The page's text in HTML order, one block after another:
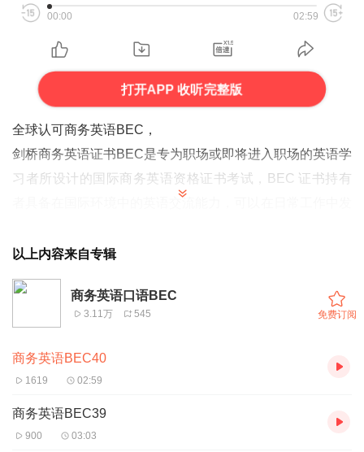
00:00 02:59
打开APP 收听完整版
全球认可商务英语BEC，
剑桥商务英语证书BEC是专为职场或即将进入职场的英语学
习者所设计的国际商务英语资格证书考试，BEC 证书持有
试能力。
剑桥商务英语证书BEC是众多知名跨国企业和国际高等院校
评估应聘者和申请人语言能力的标准。
以上内容来自专辑
商务英语口语BEC
3.11万 545 免费订阅
商务英语BEC40
1619 02:59
商务英语BEC39
900 03:03